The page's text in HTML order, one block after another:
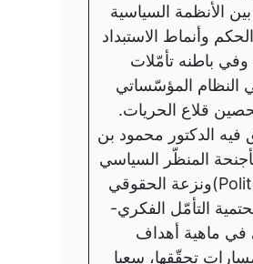
الأنظمة السياسية
وأنماط الاستبداد
باطنه تأمّلات
النظام المؤسّساتي
قلاع الحريات.
فيه الدكتور محمود بن
المنظّر السياسي
(Politologue)ونزعة الحقوقي
التأمّل الفكري-
في ماهية أهداف
تحقّقها، سعيا